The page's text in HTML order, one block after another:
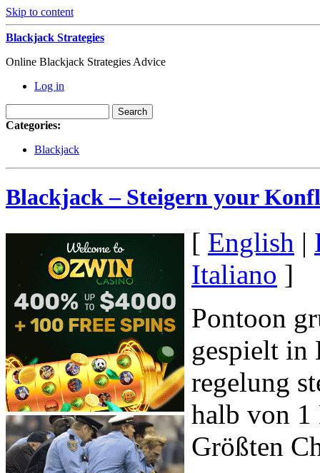
Skip to content
Blackjack Strategies
Online Blackjack Strategies Advice
Log in
Categories:
Blackjack
Blackjack – Steigern your
[ English |
Italiano ]
Pontoon
gespielt in
regelung
halb von 1
Größten